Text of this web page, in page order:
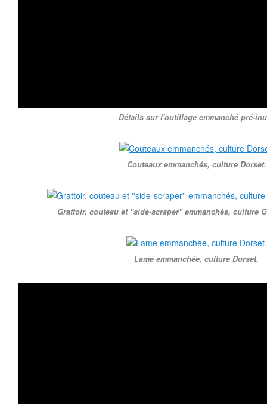
Détails sur l'outillage emmanché pré-
Couteaux emmanchés, culture Dorset.
Grattoir, couteau et ''side-scraper'' emmanchés, culture
Lame emmanchée, culture Dorset.